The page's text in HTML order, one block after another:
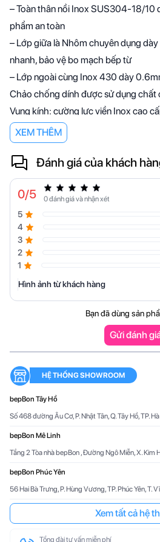
– Toàn thân nồi Inox SUS304-18/10
phẩm an toàn
– Lớp giữa là Nhôm chuyên dụng
nhanh, bảo vệ bo mạch bếp từ
– Lớp ngoài cùng Inox 430 dày
Chảo chống dính được sử dụng chất
Vung kính: cường lực viền Inox cao
Sử dụng trên mọi loại bếp: bếp từ,
Đặc biệt với bếp từ khi sử dụng hiệu
năng và nâng cao tuổi thọ của bếp
XEM THÊM
Đánh giá của khách
0/5 0 đánh giá và nhận xét
1
2
3
4
5
Hình ảnh từ khách hàng
Bạn đã dùng sản
Gửi đánh
HỆ THỐNG SHOWROOM
bepBon Tây Hồ
Số 468 đường Âu Cơ, P. Nhật Tân, Q. Tây Hồ, TP.
bepBon Mê Linh
Tầng 2 Tòa nhà bepBon , Đường Ngô Miễn, X. Kim
bepBon Phúc Yên
56 Hai Bà Trưng, P. Hùng Vương, TP. Phúc Yên, T.
Xem tất cả hệ
Tổng đài tư vấn miễn phí